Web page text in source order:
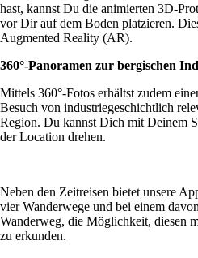
hast, kannst Du die animierten 3D-
vor Dir auf dem Boden platzieren.
Augmented Reality (AR).
360°-Panoramen zur bergischen
Mittels 360°-Fotos erhältst zudem
Besuch von industriegeschichtlich
Region. Du kannst Dich mit Deinem
der Location drehen.
Neben den Zeitreisen bietet unsere
vier Wanderwege und bei einem
Wanderweg, die Möglichkeit, diesen
zu erkunden.